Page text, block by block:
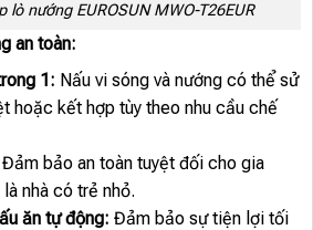
lò nướng EUROSUN MWO-T26EUR
an toàn:
1: Nấu vi sóng và nướng có thể sử
hoặc kết hợp tùy theo nhu cầu chế
Đảm bảo an toàn tuyệt đối cho gia
nhà có trẻ nhỏ.
ăn tự động: Đảm bảo sự tiện lợi tối